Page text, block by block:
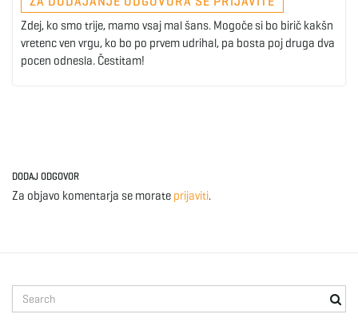
Zdej, ko smo trije, mamo vsaj mal šans. Mogoče si bo birič kakšn
vretenc ven vrgu, ko bo po prvem udrihal, pa bosta poj druga dva
pocen odnesla. Čestitam!
DODAJ ODGOVOR
Za objavo komentarja se morate prijaviti.
e